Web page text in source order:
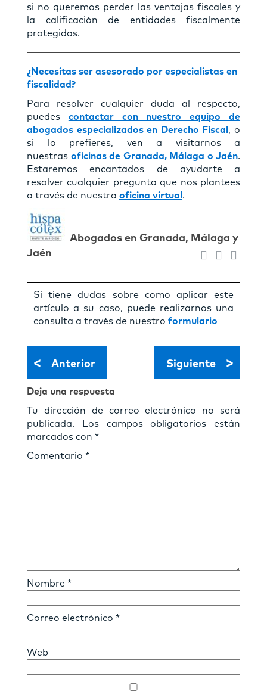
si no queremos perder las ventajas fiscales y
la calificación de entidades fiscalmente
protegidas.
¿Necesitas ser asesorado por especialistas en
fiscalidad?
Para resolver cualquier duda al respecto,
puedes
contactar con nuestro equipo de
abogados especializados en Derecho Fiscal , o
si lo prefieres, ven a visitarnos a
nuestras oficinas de Granada, Málaga o Jaén.
Estaremos encantados de ayudarte a
resolver cualquier pregunta que nos plantees
a través de nuestra oficina virtual .
Abogados en Granada, Málaga y
Jaén
Si tiene dudas sobre como aplicar este
artículo a su caso, puede realizarnos una
consulta a través de nuestro formulario
< Anterior Siguiente >
Deja una respuesta
Tu dirección de correo electrónico no será
publicada.
Los campos obligatorios están
marcados con *
Comentario *
Nombre *
Correo electrónico *
Web